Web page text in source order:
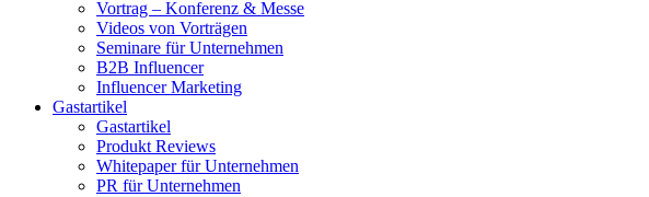
Vortrag – Konferenz & Messe
Videos von Vorträgen
Seminare für Unternehmen
B2B Influencer
Influencer Marketing
Gastartikel
Gastartikel
Produkt Reviews
Whitepaper für Unternehmen
PR für Unternehmen